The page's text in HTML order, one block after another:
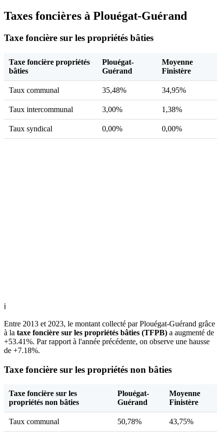
Taxes foncières à Plouégat-Guérand
Taxe foncière sur les propriétés bâties
Taxe foncière propriétés
bâties
Plouégat-
Guérand
Moyenne
Finistère
Taux communal 35,48% 34,95%
Taux intercommunal 3,00% 1,38%
Taux syndical 0,00% 0,00%
ℹ
Entre 2013 et 2023, le montant collecté par Plouégat-Guérand grâce
à la taxe foncière sur les propriétés bâties (TFPB) a augmenté de
+53.41%. Par rapport à l'année précédente, on observe une hausse
de +7.18%.
Taxe foncière sur les propriétés non bâties
Taxe foncière sur les
propriétés non bâties
Plouégat-
Guérand
Moyenne
Finistère
Taux communal 50,78% 43,75%